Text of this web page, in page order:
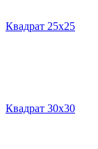
Квадрат 25х25
Квадрат 30х30